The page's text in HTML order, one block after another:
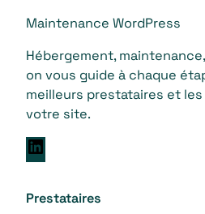
Maintenance WordPress
Hébergement,
on vous guide à chaque
meilleurs prestataires et
votre site.
i
k
Prestataires